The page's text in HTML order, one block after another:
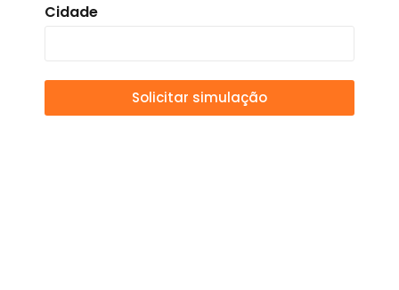
Cidade
Solicitar simulação